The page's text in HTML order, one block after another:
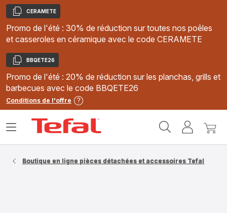
Copier
CERAMETE
Promo de l'été : 30% de réduction sur toutes nos poêles
et casseroles en céramique avec le code CERAMETE
Copier
BBQETE26
Promo de l'été : 20% de réduction sur les planchas, grills et
barbecues avec le code BBQETE26
Conditions de l'offre
MonMon
Ouvrir
Boutique en ligne pièces détachées et accessoires Tefal